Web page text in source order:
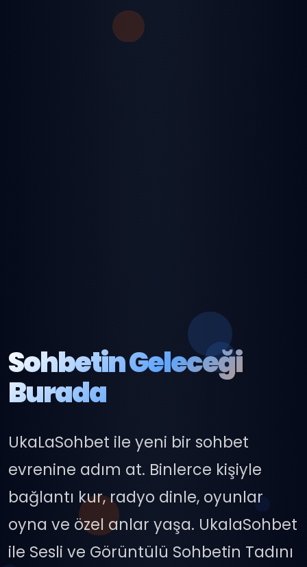
Sohbetin Geleceği
Burada
UkaLaSohbet ile yeni bir sohbet
evrenine adım at. Binlerce kişiyle
bağlantı kur, radyo dinle, oyunlar
oyna ve özel anlar yaşa. UkalaSohbet
ile Sesli ve Görüntülü Sohbetin Tadını